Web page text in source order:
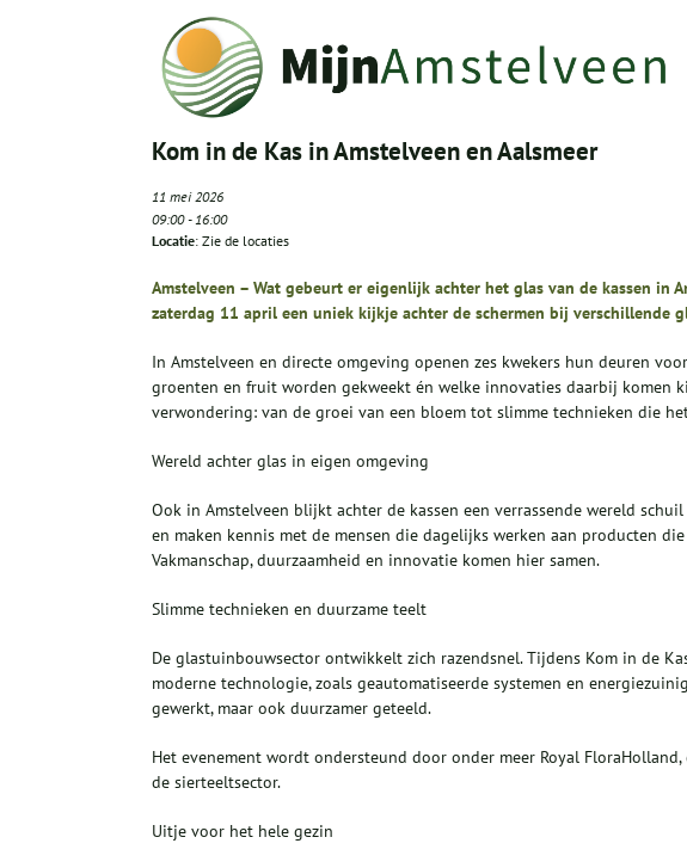
Kom in de Kas in Amstelveen en Aalsmeer
11 mei 2026
09:00-16:00
Locatie: Zie de locaties
Amstelveen – Wat gebeurt er eigenlijk achter het glas van de kassen in
zaterdag 11 april een uniek kijkje achter de schermen bij verschillende
In Amstelveen en directe omgeving openen zes kwekers hun deuren
groenten en fruit worden gekweekt én welke innovaties daarbij komen
verwondering: van de groei van een bloem tot slimme technieken die
Wereld achter glas in eigen omgeving
Ook in Amstelveen blijkt achter de kassen een verrassende wereld
en maken kennis met de mensen die dagelijks werken aan producten
Vakmanschap, duurzaamheid en innovatie komen hier samen.
Slimme technieken en duurzame teelt
De glastuinbouwsector ontwikkelt zich razendsnel. Tijdens Kom in de
moderne technologie, zoals geautomatiseerde systemen en
gewerkt, maar ook duurzamer geteeld.
Het evenement wordt ondersteund door onder meer Royal
de sierteeltsector.
Uitje voor het hele gezin